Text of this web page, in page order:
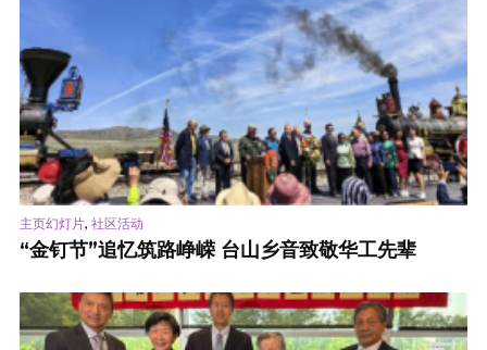
主页幻灯片, 社区活动
“金钉节”追忆筑路峥嵘 台山乡音致敬华工先辈